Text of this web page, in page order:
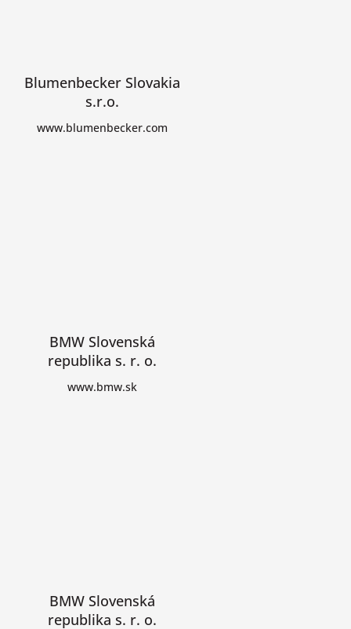
Blumenbecker Slovakia
s.r.o.
www.blumenbecker.com
BMW Slovenská
republika s. r. o.
www.bmw.sk
BMW Slovenská
republika s. r. o.